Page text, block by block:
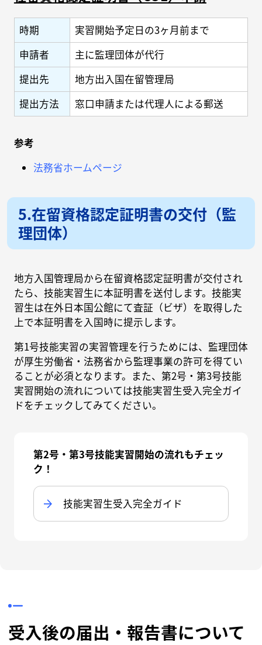
時期
実習開始予定日の3ヶ月前まで
申請者
主に監理団体が代行
提出先
地方出入国在留管理局
提出方法
窓口申請または代理人による郵送
参考
法務省ホームページ
5.在留資格認定証明書の交付（監
理団体）
地方入国管理局から在留資格認定証明書が交付され
たら、技能実習生に本証明書を送付します。技能実
習生は在外日本国公館にて査証（ビザ）を取得した
上で本証明書を入国時に提示します。
第1号技能実習の実習管理を行うためには、監理団体
が厚生労働省・法務省から監理事業の許可を得てい
ることが必須となります。また、第2号・第3号技能
実習開始の流れについては技能実習生受入完全ガイ
ドをチェックしてみてください。
第2号・第3号技能実習開始の流れもチェッ
ク！
技能実習生受入完全ガイド
受入後の届出・報告書について